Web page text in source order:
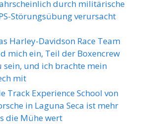
durch militärische
Störungsübung verursacht
Harley-Davidson Race Team
mich ein, Teil der Boxencrew
sein, und ich brachte mein
mit
Track Experience School von
in Laguna Seca ist mehr
die Mühe wert